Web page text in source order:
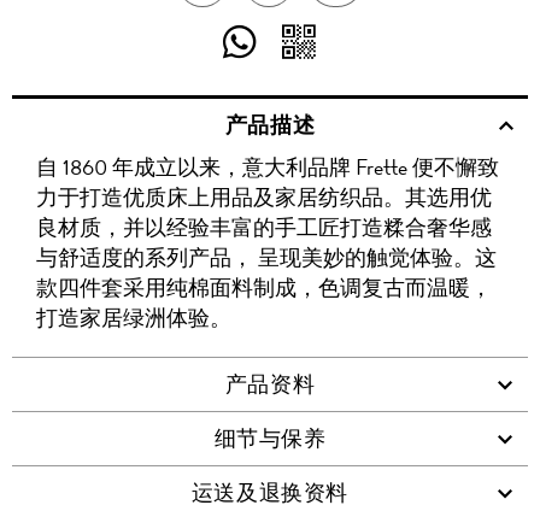
享
WECHAT
享
WEIBO
分
享
至
WHATSAPP
享
维
码
产品描述
自 1860 年成立以来，意大利品牌 Frette 便不懈致
力于打造优质床上用品及家居纺织品。其选用优
良材质，并以经验丰富的手工匠打造糅合奢华感
与舒适度的系列产品， 呈现美妙的触觉体验。这
款四件套采用纯棉面料制成，色调复古而温暖，
打造家居绿洲体验。
产品资料
细节与保养
运送及退换资料